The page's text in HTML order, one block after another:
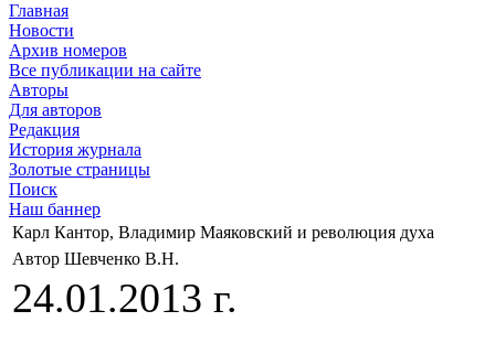
Главная
Новости
Архив номеров
Все публикации на сайте
Авторы
Для авторов
Редакция
История журнала
Золотые страницы
Поиск
Наш баннер
Карл Кантор, Владимир Маяковский и революция духа
Автор Шевченко В.Н.
24.01.2013 г.